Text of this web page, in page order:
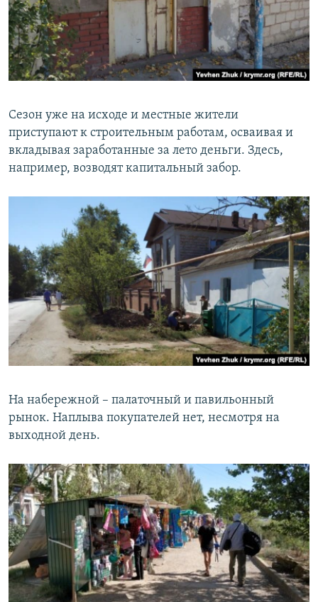
Сезон уже на исходе и местные жители
приступают к строительным работам, осваивая и
вкладывая заработанные за лето деньги. Здесь,
например, возводят капитальный забор.
На набережной – палаточный и павильонный
рынок. Наплыва покупателей нет, несмотря на
выходной день.